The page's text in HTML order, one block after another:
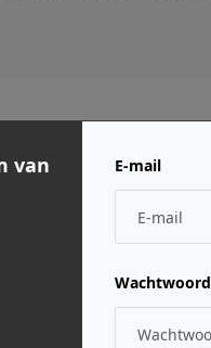
van
E-mail
Wachtwoord